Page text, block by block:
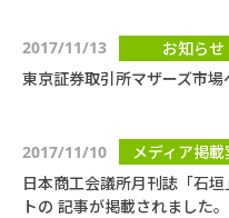
2017/11/13
お知らせ
東京証券取引所マザーズ市
2017/11/10
メディア掲載
日本商工会議所月刊誌「石
トの 記事が掲載されました。